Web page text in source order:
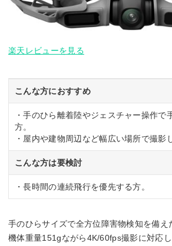
楽天レビューを見る
こんな方におすすめ
・手のひら離着陸やジェスチャー操作で
方。
・屋内や建物周辺など幅広い場所で撮影
こんな方は要検討
・長時間の連続飛行を優先する方。
手のひらサイズで全方位障害物検知を備え
機体重量151gながら4K/60fps撮影に対応